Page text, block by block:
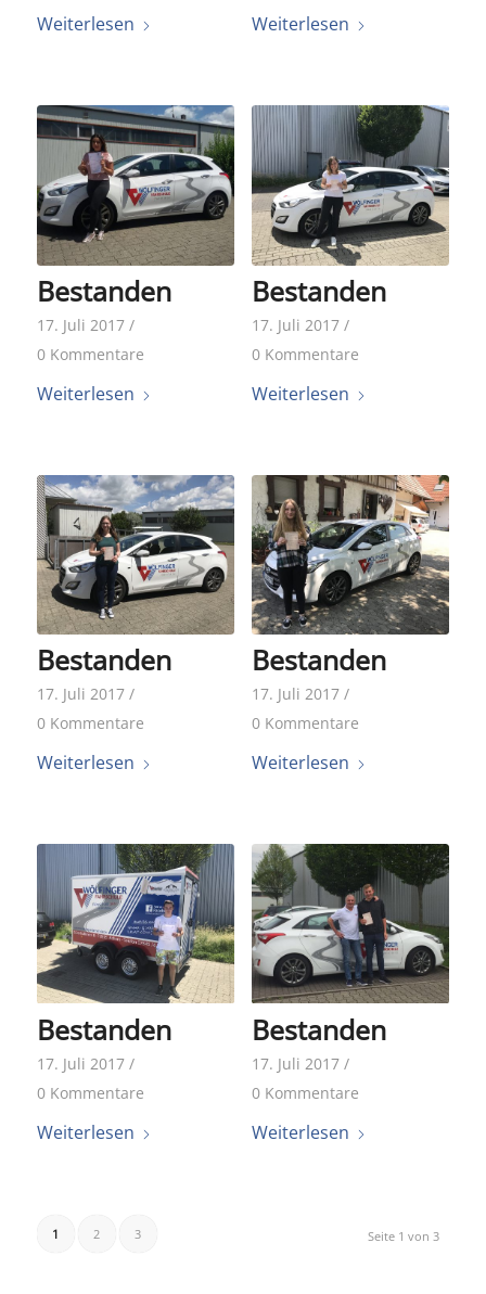
Weiterlesen Weiterlesen
Bestanden
17. Juli 2017 /
0 Kommentare
Weiterlesen
Bestanden
17. Juli 2017 /
0 Kommentare
Weiterlesen
Bestanden
17. Juli 2017 /
0 Kommentare
Weiterlesen
Bestanden
17. Juli 2017 /
0 Kommentare
Weiterlesen
Bestanden
17. Juli 2017 /
0 Kommentare
Weiterlesen
Bestanden
17. Juli 2017 /
0 Kommentare
Weiterlesen
Seite 1 von 3
1 2 3